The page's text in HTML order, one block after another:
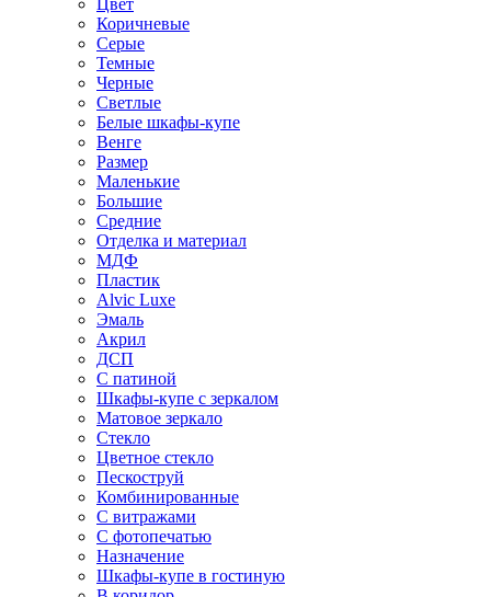
Цвет
Коричневые
Серые
Темные
Черные
Светлые
Белые шкафы-купе
Венге
Размер
Маленькие
Большие
Средние
Отделка и материал
МДФ
Пластик
Alvic Luxe
Эмаль
Акрил
ДСП
С патиной
Шкафы-купе с зеркалом
Матовое зеркало
Стекло
Цветное стекло
Пескоструй
Комбинированные
С витражами
С фотопечатью
Назначение
Шкафы-купе в гостиную